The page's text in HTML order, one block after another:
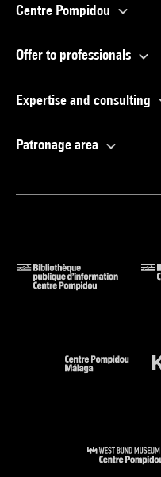
Centre Pompidou
Offer to professionals
Expertise and consulting
Patronage area